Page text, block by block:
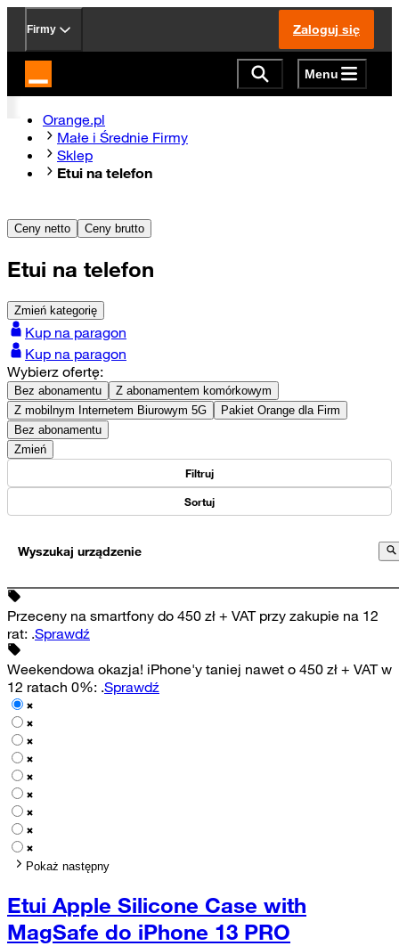
Firmy Zaloguj się
Strona główna Orange.pl Menu
Orange.pl
Małe i Średnie Firmy
Sklep
Etui na telefon
Ceny netto Ceny brutto
Etui na telefon
Zmień kategorię
Kup na paragon
Kup na paragon
Wybierz ofertę:
Bez abonamentu
Z abonamentem komórkowym
Z mobilnym Internetem Biurowym 5G
Pakiet Orange dla Firm
Bez abonamentu
Zmień
Filtruj
Sortuj
Wyszukaj urządzenie
Przeceny na smartfony do 450 zł + VAT przy zakupie na 12
rat: .Sprawdź
Weekendowa okazja! iPhone'y taniej nawet o 450 zł + VAT w
12 ratach 0%: .Sprawdź
Pokaż następny
Etui Apple Silicone Case with
MagSafe do iPhone 13 PRO